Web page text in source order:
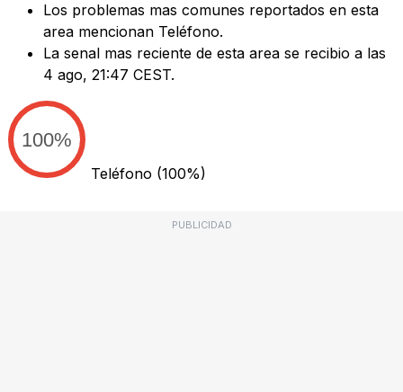
Los problemas mas comunes reportados en esta
area mencionan Teléfono.
La senal mas reciente de esta area se recibio a las
4 ago, 21:47 CEST.
100%
Teléfono (100%)
PUBLICIDAD